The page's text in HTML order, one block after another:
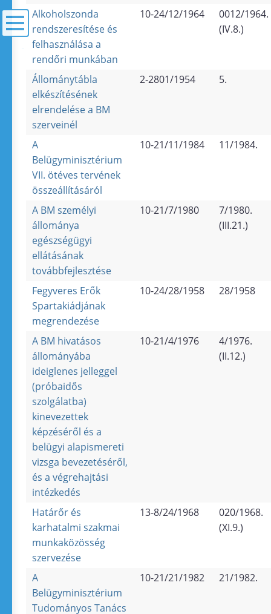
Alkoholszonda
rendszeresítése és
felhasználása a
rendőri munkában
10-24/12/1964
0012/1964.
(IV.8.)
Állománytábla
elkészítésének
elrendelése a BM
szerveinél
2-2801/1954 5.
A
Belügyminisztérium
VII. ötéves tervének
összeállításáról
10-21/11/1984 11/1984.
A BM személyi
állománya
egészségügyi
ellátásának
továbbfejlesztése
10-21/7/1980
7/1980.
(III.21.)
Fegyveres Erők
Spartakiádjának
megrendezése
10-24/28/1958 28/1958
A BM hivatásos
állományába
ideiglenes jelleggel
(próbaidős
szolgálatba)
kinevezettek
képzéséről és a
belügyi alapismereti
vizsga bevezetéséről,
és a végrehajtási
intézkedés
10-21/4/1976
4/1976.
(II.12.)
Határőr és
karhatalmi szakmai
munkaközösség
szervezése
13-8/24/1968
020/1968.
(XI.9.)
A
Belügyminisztérium
Tudományos Tanács
10-21/21/1982 21/1982.